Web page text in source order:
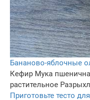
Бананово-яблочные
Кефир Мука
растительное
Приготовьте тесто